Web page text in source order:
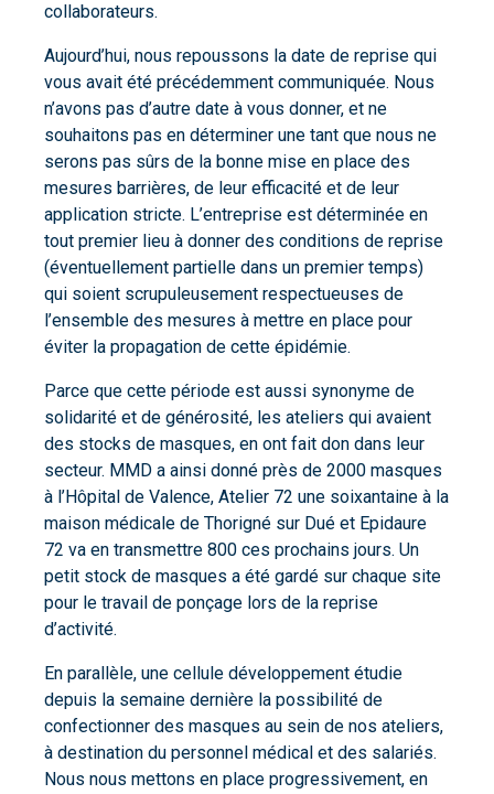
collaborateurs.
Aujourd’hui, nous repoussons la date de reprise qui
vous avait été précédemment communiquée. Nous
n’avons pas d’autre date à vous donner, et ne
souhaitons pas en déterminer une tant que nous ne
serons pas sûrs de la bonne mise en place des
mesures barrières, de leur efficacité et de leur
application stricte. L’entreprise est déterminée en
tout premier lieu à donner des conditions de reprise
(éventuellement partielle dans un premier temps)
qui soient scrupuleusement respectueuses de
l’ensemble des mesures à mettre en place pour
éviter la propagation de cette épidémie.
Parce que cette période est aussi synonyme de
solidarité et de générosité, les ateliers qui avaient
des stocks de masques, en ont fait don dans leur
secteur. MMD a ainsi donné près de 2000 masques
à l’Hôpital de Valence, Atelier 72 une soixantaine à la
maison médicale de Thorigné sur Dué et Epidaure
72 va en transmettre 800 ces prochains jours. Un
petit stock de masques a été gardé sur chaque site
pour le travail de ponçage lors de la reprise
d’activité.
En parallèle, une cellule développement étudie
depuis la semaine dernière la possibilité de
confectionner des masques au sein de nos ateliers,
à destination du personnel médical et des salariés.
Nous nous mettons en place progressivement, en